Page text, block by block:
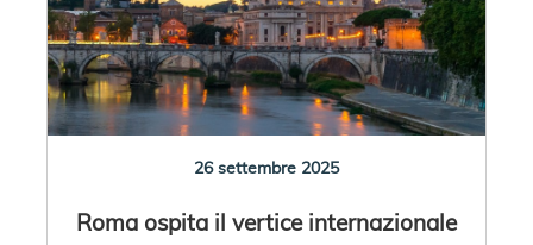
26 settembre 2025
Roma ospita il vertice internazionale